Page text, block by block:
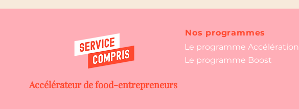
Accélérateur de food-entrepreneurs
Nos programmes
Le programme Accélération
Le programme Boost